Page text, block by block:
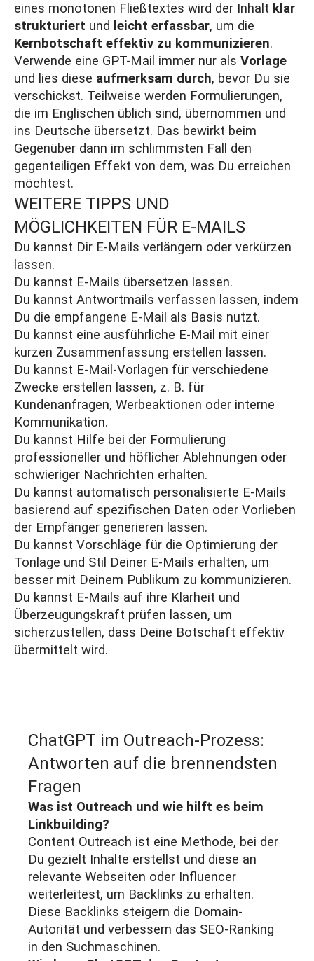
eines monotonen Fließtextes wird der Inhalt klar
strukturiert und leicht erfassbar, um die
Kernbotschaft effektiv zu kommunizieren.
Verwende eine GPT-Mail immer nur als Vorlage
und lies diese aufmerksam durch, bevor Du sie
verschickst. Teilweise werden Formulierungen,
die im Englischen üblich sind, übernommen und
ins Deutsche übersetzt. Das bewirkt beim
Gegenüber dann im schlimmsten Fall den
gegenteiligen Effekt von dem, was Du erreichen
möchtest.
WEITERE TIPPS UND
MÖGLICHKEITEN FÜR E-MAILS
Du kannst Dir E-Mails verlängern oder verkürzen
lassen.
Du kannst E-Mails übersetzen lassen.
Du kannst Antwortmails verfassen lassen, indem
Du die empfangene E-Mail als Basis nutzt.
Du kannst eine ausführliche E-Mail mit einer
kurzen Zusammenfassung erstellen lassen.
Du kannst E-Mail-Vorlagen für verschiedene
Zwecke erstellen lassen, z. B. für
Kundenanfragen, Werbeaktionen oder interne
Kommunikation.
Du kannst Hilfe bei der Formulierung
professioneller und höflicher Ablehnungen oder
schwieriger Nachrichten erhalten.
Du kannst automatisch personalisierte E-Mails
basierend auf spezifischen Daten oder Vorlieben
der Empfänger generieren lassen.
Du kannst Vorschläge für die Optimierung der
Tonlage und Stil Deiner E-Mails erhalten, um
besser mit Deinem Publikum zu kommunizieren.
Du kannst E-Mails auf ihre Klarheit und
Überzeugungskraft prüfen lassen, um
sicherzustellen, dass Deine Botschaft effektiv
übermittelt wird.
ChatGPT im Outreach-Prozess:
Antworten auf die brennendsten
Fragen
Was ist Outreach und wie hilft es beim
Linkbuilding?
Content Outreach ist eine Methode, bei der
Du gezielt Inhalte erstellst und diese an
relevante Webseiten oder Influencer
weiterleitest, um Backlinks zu erhalten.
Diese Backlinks steigern die Domain-
Autorität und verbessern das SEO-Ranking
in den Suchmaschinen.